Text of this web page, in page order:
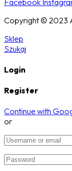
Copyright © 2023
Sklep
Szukaj
Login
Register
Continue with
or